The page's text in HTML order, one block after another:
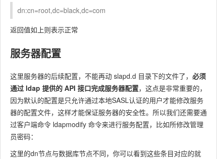
dn:cn=root,dc=black,dc=com
返回值如上则表示正常
服务器配置
这里服务器的后续配置，不能再动 slapd.d 目录下的文件了， 必须
通过 ldap 提供的 API 接口完成服务器配置，这点是非常重要的，
因为默认的配置是只允许通过本地SASL认证的用户才能修改服务
器的配置文件，这样才能保证服务器的安全性。所以我们还需要通
过客户端命令 ldapmodify 命令来进行服务配置，比如所修改管理
员密码：
这里的dn节点与数据库节点不同，你可以看到这些条目对应的就